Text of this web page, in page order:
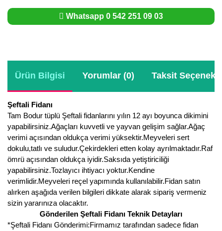
Whatsapp 0 542 251 09 03
Ürün Bilgisi Yorumlar (0) Taksit
Şeftali Fidanı
Tam Bodur tüplü Şeftali fidanlarını yılın 12 ayı boyunca dikimini
yapabilirsiniz.Ağaçları kuvvetli ve yayvan gelişim sağlar.Ağaç
verimi açısından oldukça verimi yüksektir.Meyveleri sert
dokulu,tatlı ve suludur.Çekirdekleri etten kolay ayrılmaktadır.Raf
ömrü açısından oldukça iyidir.Saksıda yetiştiriciliği
yapabilirsiniz.Tozlayıcı ihtiyacı yoktur.Kendine
verimlidir.Meyveleri reçel yapımında kullanılabilir.Fidan satın
alırken aşağıda verilen bilgileri dikkate alarak sipariş vermeniz
sizin yararınıza olacaktır.
Gönderilen Şeftali Fidanı Teknik Detayları
*Şeftali Fidanı Gönderimi:Firmamız tarafından sadece fidan